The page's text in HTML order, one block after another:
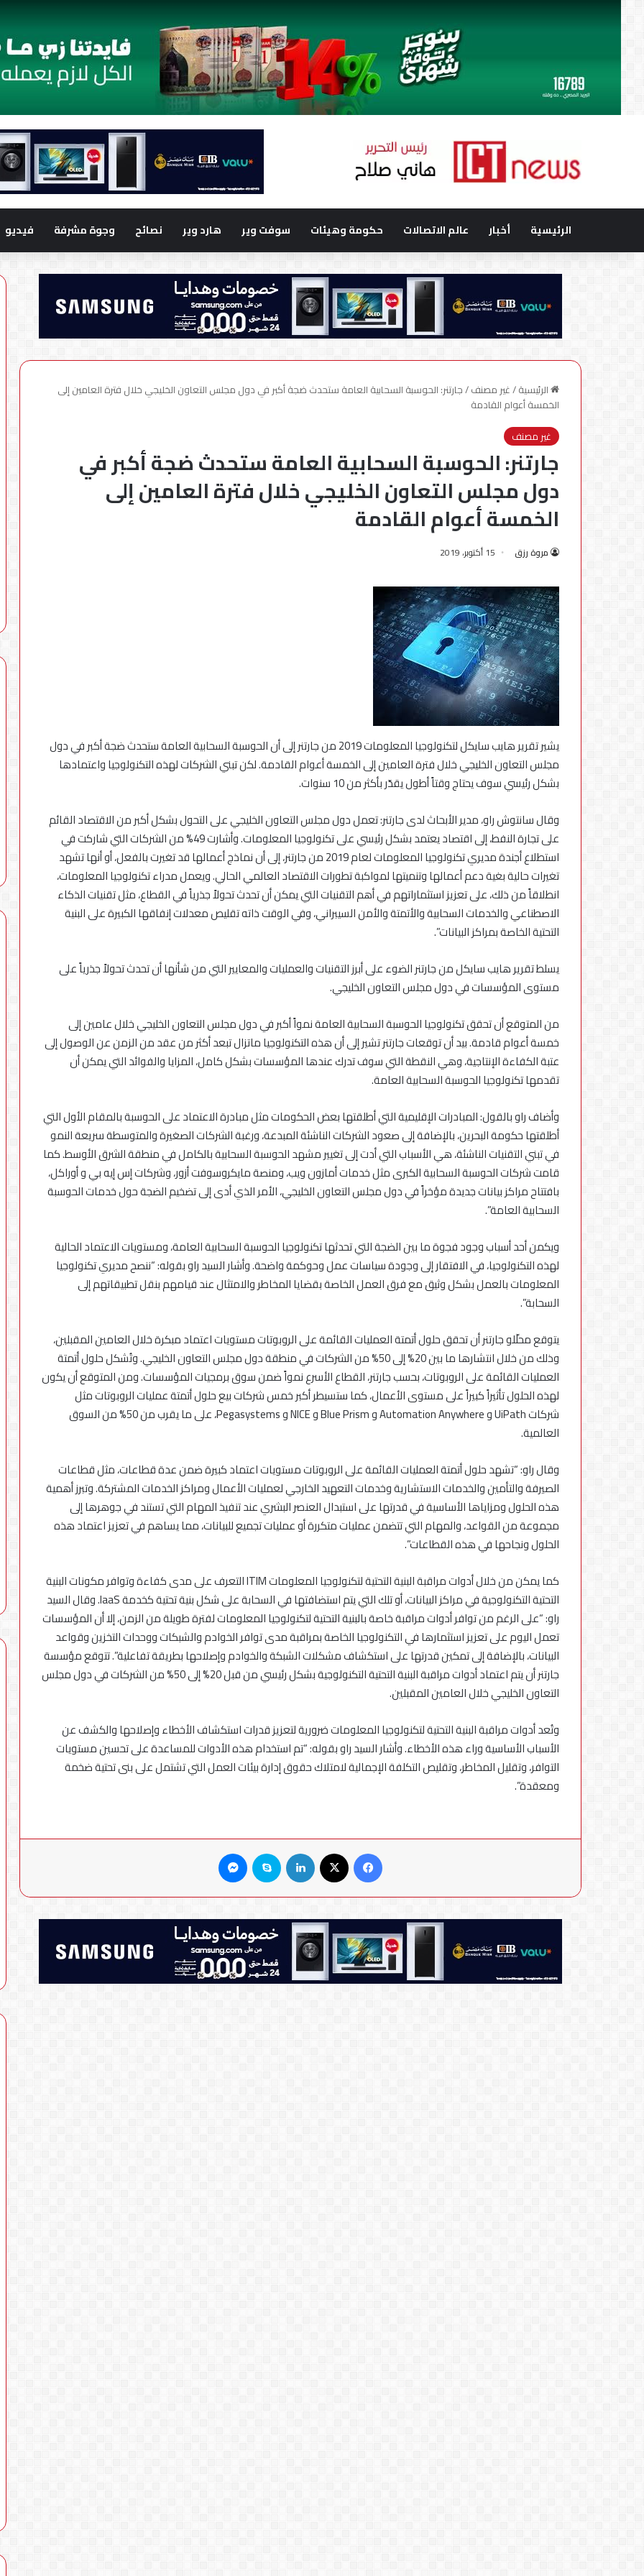
الرئيسية أخبار عالم الاتصالات حكومة وهيئات سوفت وير هارد وير نصائح وجوة مشرفة فيديو
الرئيسية/غير مصنف/جارتنر: الحوسبة السحابية العامة ستحدث ضجة أكبر في دول مجلس التعاون الخليجي خلال فترة العامين إلى
الخمسة أعوام القادمة
غير مصنف
جارتنر: الحوسبة السحابية العامة ستحدث ضجة أكبر في
دول مجلس التعاون الخليجي خلال فترة العامين إلى
الخمسة أعوام القادمة
مروة رزق 15 أكتوبر، 2019
يشير تقرير هايب سايكل لتكنولوجيا المعلومات 2019 من جارتنر إلى أن الحوسبة السحابية العامة ستحدث ضجة أكبر في دول
مجلس التعاون الخليجي خلال فترة العامين إلى الخمسة أعوام القادمة. لكن تبني الشركات لهذه التكنولوجيا واعتمادها
بشكل رئيسي سوف يحتاج وقتاً أطول يقدّر بأكثر من 10 سنوات.
وقال سانتوش راو، مدير الأبحاث لدى جارتنر: تعمل دول مجلس التعاون الخليجي على التحول بشكل أكبر من الاقتصاد القائم
على تجارة النفط، إلى اقتصاد يعتمد بشكل رئيسي على تكنولوجيا المعلومات. وأشارت 49% من الشركات التي شاركت في
استطلاع أجندة مديري تكنولوجيا المعلومات لعام 2019 من جارتنر، إلى أن نماذج أعمالها قد تغيرت بالفعل، أو أنها تشهد
تغيرات حالية بغية دعم أعمالها وتنميتها لمواكبة تطورات الاقتصاد العالمي الحالي. ويعمل مدراء تكنولوجيا المعلومات،
انطلاقاً من ذلك، على تعزيز استثماراتهم في أهم التقنيات التي يمكن أن تحدث تحولاً جذرياً في القطاع، مثل تقنيات الذكاء
الاصطناعي والخدمات السحابية والأتمتة والأمن السيبراني، وفي الوقت ذاته تقليص معدلات إنفاقها الكبيرة على البنية
التحتية الخاصة بمراكز البيانات”.
يسلط تقرير هايب سايكل من جارتنر الضوء على أبرز التقنيات والعمليات والمعايير التي من شأنها أن تحدث تحولاً جذرياً على
مستوى المؤسسات في دول مجلس التعاون الخليجي.
من المتوقع أن تحقق تكنولوجيا الحوسبة السحابية العامة نمواً أكبر في دول مجلس التعاون الخليجي خلال عامين إلى
خمسة أعوام قادمة. بيد أن توقعات جارتنر تشير إلى أن هذه التكنولوجيا ماتزال تبعد أكثر من عقد من الزمن عن الوصول إلى
عتبة الكفاءة الإنتاجية، وهي النقطة التي سوف تدرك عندها المؤسسات بشكل كامل، المزايا والفوائد التي يمكن أن
تقدمها تكنولوجيا الحوسبة السحابية العامة.
وأضاف راو بالقول: المبادرات الإقليمية التي أطلقتها بعض الحكومات مثل مبادرة الاعتماد على الحوسبة بالمقام الأول التي
أطلقتها حكومة البحرين، بالإضافة إلى صعود الشركات الناشئة المبدعة، ورغبة الشركات الصغيرة والمتوسطة سريعة النمو
في تبني التقنيات الناشئة، هي الأسباب التي أدت إلى تغيير مشهد الحوسبة السحابية بالكامل في منطقة الشرق الأوسط. كما
قامت شركات الحوسبة السحابية الكبرى مثل خدمات أمازون ويب، ومنصة مايكروسوفت أزور، وشركات إس إيه بي و أوراكل،
بافتتاح مراكز بيانات جديدة مؤخراً في دول مجلس التعاون الخليجي، الأمر الذي أدى إلى تضخيم الضجة حول خدمات الحوسبة
السحابية العامة”.
ويكمن أحد أسباب وجود فجوة ما بين الضجة التي تحدثها تكنولوجيا الحوسبة السحابية العامة، ومستويات الاعتماد الحالية
لهذه التكنولوجيا، في الافتقار إلى وجودة سياسات عمل وحوكمة واضحة. وأشار السيد راو بقوله: “ننصح مديري تكنولوجيا
المعلومات بالعمل بشكل وثيق مع فرق العمل الخاصة بقضايا المخاطر والامتثال عند قيامهم بنقل تطبيقاتهم إلى
السحابة”.
يتوقع محلّلو جارتنر أن تحقق حلول أتمتة العمليات القائمة على الروبوتات مستويات اعتماد مبكرة خلال العامين المقبلين،
وذلك من خلال انتشارها ما بين 20% إلى 50% من الشركات في منطقة دول مجلس التعاون الخليجي. وتُشكل حلول أتمتة
العمليات القائمة على الروبوتات، بحسب جارتنر، القطاع الأسرع نمواً ضمن سوق برمجيات المؤسسات. ومن المتوقع أن يكون
لهذه الحلول تأثيراً كبيراً على مستوى الأعمال، كما ستسيطر أكبر خمس شركات بيع حلول أتمتة عمليات الروبوتات مثل
شركات UiPath و Automation Anywhere و Blue Prism و NICE و Pegasystems، على ما يقرب من 50% من السوق
العالمية.
وقال راو: “تشهد حلول أتمتة العمليات القائمة على الروبوتات مستويات اعتماد كبيرة ضمن عدة قطاعات، مثل قطاعات
الصيرفة والتأمين والخدمات الاستشارية وخدمات التعهيد الخارجي لعمليات الأعمال ومراكز الخدمات المشتركة. وتبرز أهمية
هذه الحلول ومزاياها الأساسية في قدرتها على استبدال العنصر البشري عند تنفيذ المهام التي تستند في جوهرها إلى
مجموعة من القواعد، والمهام التي تتضمن عمليات متكررة أو عمليات تجميع للبيانات، مما يساهم في تعزيز اعتماد هذه
الحلول ونجاحها في هذه القطاعات”.
كما يمكن من خلال أدوات مراقبة البنية التحتية لتكنولوجيا المعلومات ITIM التعرف على مدى كفاءة وتوافر مكونات البنية
التحتية التكنولوجية في مراكز البيانات، أو تلك التي يتم استضافتها في السحابة على شكل بنية تحتية كخدمة IaaS. وقال السيد
راو: “على الرغم من توافر أدوات مراقبة خاصة بالبنية التحتية لتكنولوجيا المعلومات لفترة طويلة من الزمن، إلا أن المؤسسات
تعمل اليوم على تعزيز استثمارها في التكنولوجيا الخاصة بمراقبة مدى توافر الخوادم والشبكات ووحدات التخزين وقواعد
البيانات، بالإضافة إلى تمكين قدرتها على استكشاف مشكلات الشبكة والخوادم وإصلاحها بطريقة تفاعلية”. تتوقع مؤسسة
جارتنر أن يتم اعتماد أدوات مراقبة البنية التحتية التكنولوجية بشكل رئيسي من قبل 20% إلى 50% من الشركات في دول مجلس
التعاون الخليجي خلال العامين المقبلين.
وتُعد أدوات مراقبة البنية التحتية لتكنولوجيا المعلومات ضرورية لتعزيز قدرات استكشاف الأخطاء وإصلاحها والكشف عن
الأسباب الأساسية وراء هذه الأخطاء. وأشار السيد راو بقوله: “تم استخدام هذه الأدوات للمساعدة على تحسين مستويات
التوافر، وتقليل المخاطر، وتقليص التكلفة الإجمالية لامتلاك حقوق إدارة بيئات العمل التي تشتمل على بنى تحتية ضخمة
ومعقدة”.
فيسبوك لينكدإن سكايب
أكبر
بطارية
في
تاريخ
سلسلة
vivo
تشعل
المنافسة
في
مصر
مع
إطلاق
vivo
Y500
أكبر بطارية في تاريخ سلسلة vivo Y
تشعل المنافسة في مصر مع إطلاق
vivo Y500
بقدرة
180
كيلوواط:
الذكية
وSungrow
تعززان
مكانة
Electra
كأسرع
شبكة
في
للمباني الذكية وSungrow تعززان
مكانة Electra كأسرع شبكة لشحن
المركبات الكهربائية في مصر